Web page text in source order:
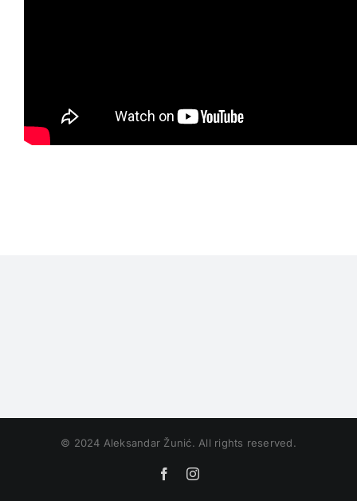
© 2024 Aleksandar Žunić. All rights reserved.
FacebookInstagram